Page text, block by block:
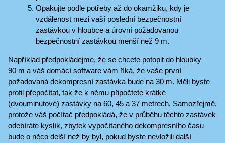
Opakujte podle potřeby až do okamžiku, kdy je
vzdálenost mezi vaší poslední bezpečnostní
zastávkou v hloubce a úrovní požadovanou
bezpečnostní zastávkou menší než 9 m.
Například předpokládejme, že se chcete potopit do hloubky
90 m a váš domácí software vám říká, že vaše první
požadovaná dekompresní zastávka bude na 30 m. Měli byste
profil přepočítat, tak že k němu připočtete krátké
(dvouminutové) zastávky na 60, 45 a 37 metrech. Samozřejmě,
protože váš počítač předpokládá, že v průběhu těchto zastávek
odebíráte kyslík, zbytek vypočítaného dekompresního času
bude o něco delší než by byl, pokud byste nevložili další